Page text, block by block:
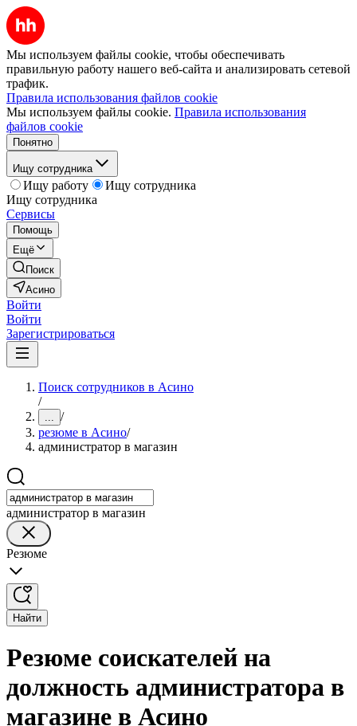
Мы используем файлы cookie, чтобы обеспечивать
правильную работу нашего веб-сайта и анализировать сетевой
трафик.
Правила использования файлов cookie
Мы используем файлы cookie. Правила использования
файлов cookie
Понятно
Ищу сотрудника
Ищу работу
Ищу сотрудника
Ищу сотрудника
Сервисы
Помощь
Ещё
Поиск
Асино
Войти
Войти
Зарегистрироваться
Поиск сотрудников в Асино
/
... /
резюме в Асино/
администратор в магазин
администратор в магазин
Резюме
Найти
Резюме соискателей на
должность администратора в
магазине в Асино